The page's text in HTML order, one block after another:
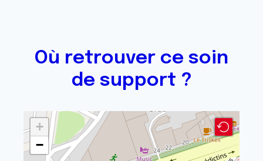
Où retrouver ce soin
de support ?
+
−